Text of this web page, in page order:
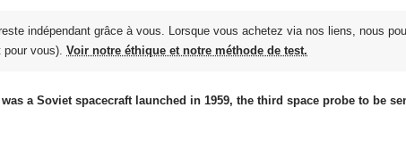
indépendant grâce à vous. Lorsque vous achetez via nos liens, nous
vous). Voir notre éthique et notre méthode de test.
a Soviet spacecraft launched in 1959, the third space probe to be